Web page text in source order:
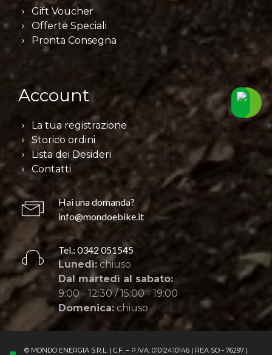
Gift Voucher
Offerte Speciali
Pronta Consegna
Account
La tua registrazione
Storico ordini
Lista dei Desideri
Contatti
Hai una domanda?
info@mondoebike.it
Tel.: 0342 051545
Lunedì: chiuso
Dal martedì al sabato:
9:00 - 12:30 / 15:00 - 19:00
Domenica: chiuso
© MONDO ENERGIA S.R.L. | C.F. – P.IVA: 01012410146 | REA SO - 76297 |